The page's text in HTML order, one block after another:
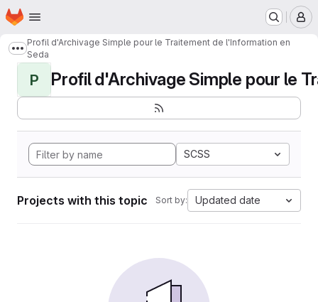
Skip to main content
Homepage
Show more breadcrumbs
Profil d'Archivage Simple pour le Traitement de l'Information en
Seda
P Profil d'Archivage Simple pour le
SCSS
Projects with this topic Sort by: Updated date